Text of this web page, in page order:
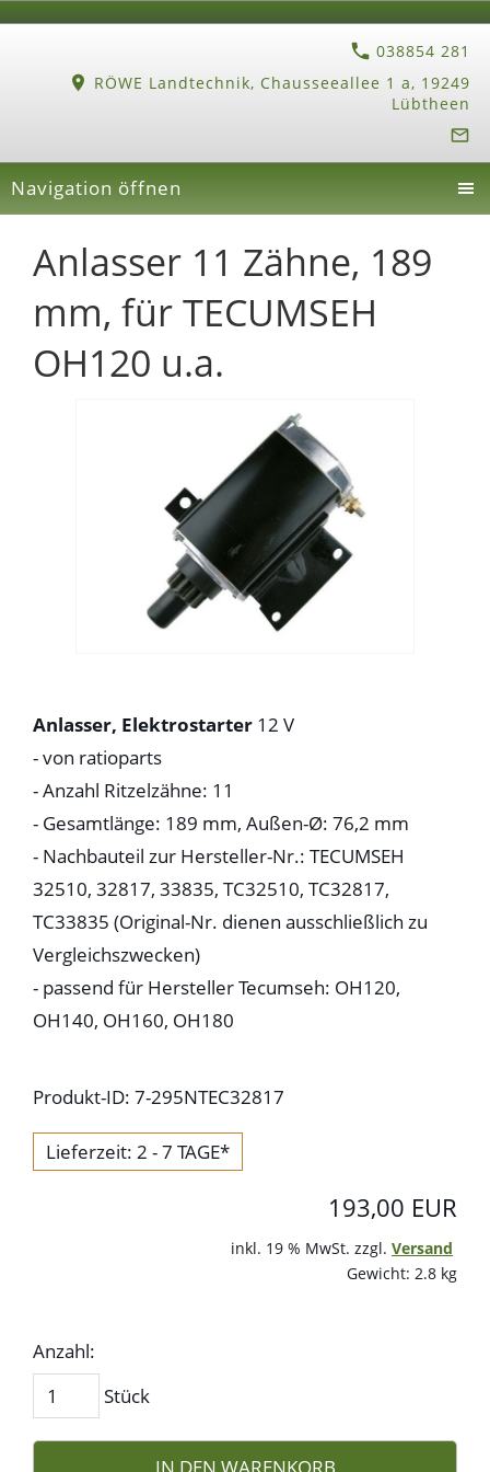
038854 281
RÖWE Landtechnik, Chausseeallee 1 a, 19249
Lübtheen
Navigation öffnen
Anlasser 11 Zähne, 189
mm, für TECUMSEH
OH120 u.a.
Anlasser, Elektrostarter 12 V
- von ratioparts
- Anzahl Ritzelzähne: 11
- Gesamtlänge: 189 mm, Außen-Ø: 76,2 mm
- Nachbauteil zur Hersteller-Nr.: TECUMSEH
32510, 32817, 33835, TC32510, TC32817,
TC33835 (Original-Nr. dienen ausschließlich zu
Vergleichszwecken)
- passend für Hersteller Tecumseh: OH120,
OH140, OH160, OH180
Produkt-ID: 7-295NTEC32817
Lieferzeit: 2 - 7 TAGE*
193,00 EUR
inkl. 19 % MwSt. zzgl. Versand
Gewicht: 2.8 kg
Anzahl:
Stück